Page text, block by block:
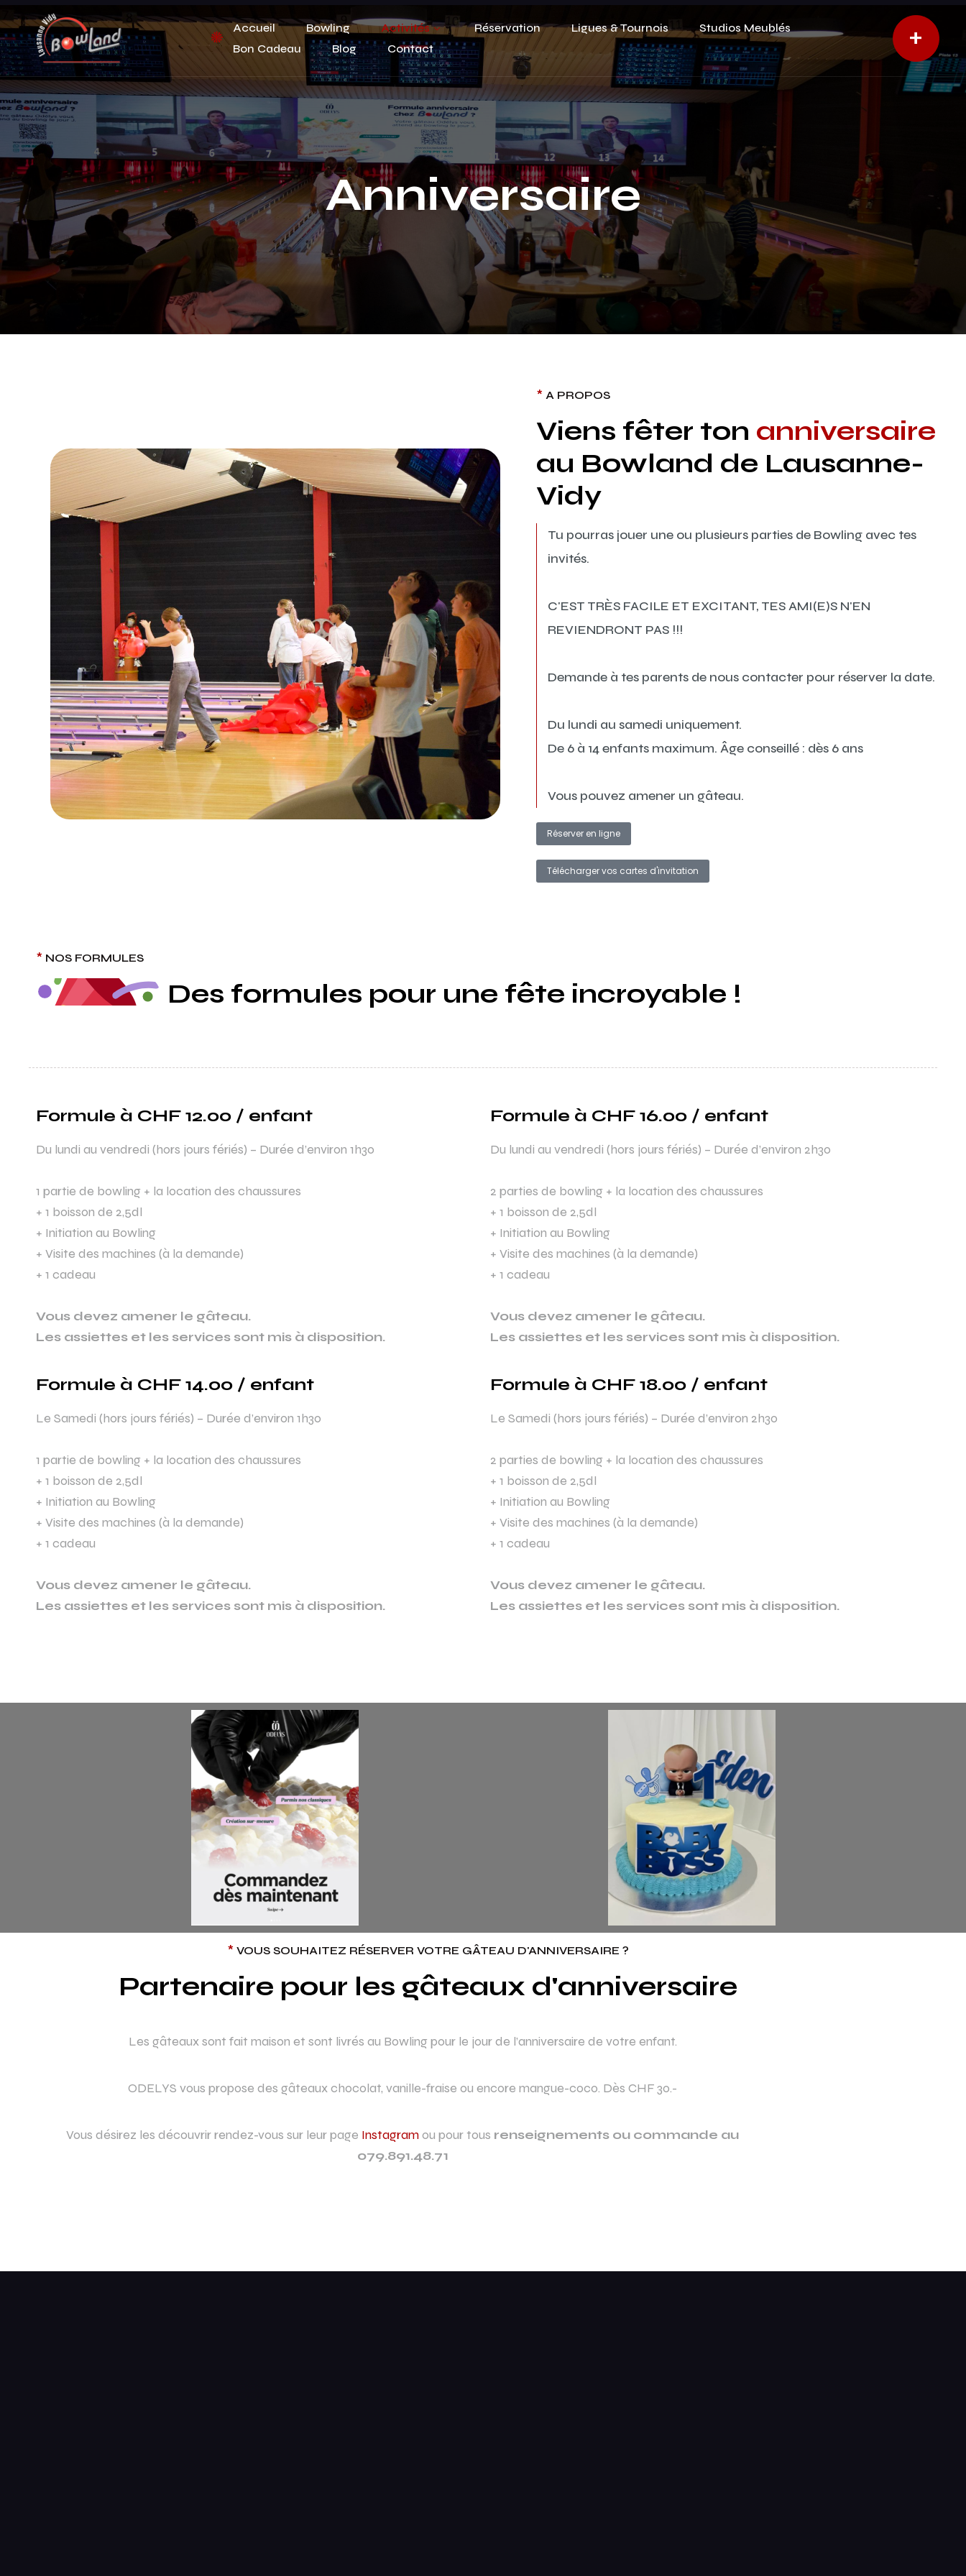
Accueil Bowling Activités Réservation Ligues & Tournois
Studios Meublés
Bon Cadeau
Blog Contact +
Anniversaire
* A PROPOS
Viens fêter ton anniversaire
au Bowland de Lausanne-
Vidy
Tu pourras jouer une ou plusieurs parties de Bowling avec tes
invités.
C'EST TRÈS FACILE ET EXCITANT, TES AMI(E)S N'EN
REVIENDRONT PAS !!!
Demande à tes parents de nous contacter pour réserver la date.
Du lundi au samedi uniquement.
De 6 à 14 enfants maximum. Âge conseillé : dès 6 ans
Vous pouvez amener un gâteau.
Réserver en ligne
Télécharger vos cartes d'invitation
* NOS FORMULES
Des formules pour une fête incroyable !
Formule à CHF 12.00 / enfant
Du lundi au vendredi (hors jours fériés) – Durée d’environ 1h30
1 partie de bowling + la location des chaussures
+ 1 boisson de 2,5dl
+ Initiation au Bowling
+ Visite des machines (à la demande)
+ 1 cadeau
Vous devez amener le gâteau.
Les assiettes et les services sont mis à disposition.
Formule à CHF 16.00 / enfant
Du lundi au vendredi (hors jours fériés) – Durée d’environ 2h30
2 parties de bowling + la location des chaussures
+ 1 boisson de 2,5dl
+ Initiation au Bowling
+ Visite des machines (à la demande)
+ 1 cadeau
Vous devez amener le gâteau.
Les assiettes et les services sont mis à disposition.
Formule à CHF 14.00 / enfant
Le Samedi (hors jours fériés) – Durée d’environ 1h30
1 partie de bowling + la location des chaussures
+ 1 boisson de 2,5dl
+ Initiation au Bowling
+ Visite des machines (à la demande)
+ 1 cadeau
Vous devez amener le gâteau.
Les assiettes et les services sont mis à disposition.
Formule à CHF 18.00 / enfant
Le Samedi (hors jours fériés) – Durée d’environ 2h30
2 parties de bowling + la location des chaussures
+ 1 boisson de 2,5dl
+ Initiation au Bowling
+ Visite des machines (à la demande)
+ 1 cadeau
Vous devez amener le gâteau.
Les assiettes et les services sont mis à disposition.
* VOUS SOUHAITEZ RÉSERVER VOTRE GÂTEAU D'ANNIVERSAIRE ?
Partenaire pour les gâteaux d'anniversaire
Les gâteaux sont fait maison et sont livrés au Bowling pour le jour de l’anniversaire de votre enfant.
ODELYS vous propose des gâteaux chocolat, vanille-fraise ou encore mangue-coco. Dès CHF 30.-
Vous désirez les découvrir rendez-vous sur leur page Instagramou pour tous renseignements ou commande au
079.891.48.71